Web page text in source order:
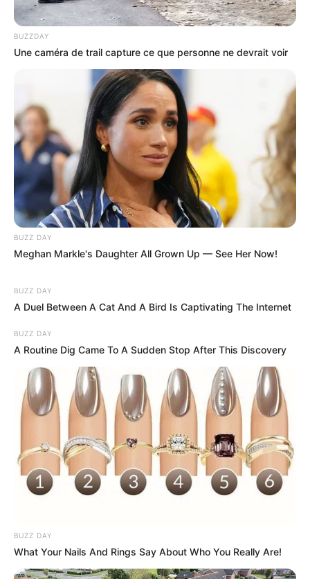
BUZZDAY
Une caméra de trail capture ce que personne ne devrait voir
BUZZ DAY
Meghan Markle's Daughter All Grown Up — See Her Now!
BUZZ DAY
A Duel Between A Cat And A Bird Is Captivating The Internet
BUZZ DAY
A Routine Dig Came To A Sudden Stop After This Discovery
BUZZ DAY
What Your Nails And Rings Say About Who You Really Are!